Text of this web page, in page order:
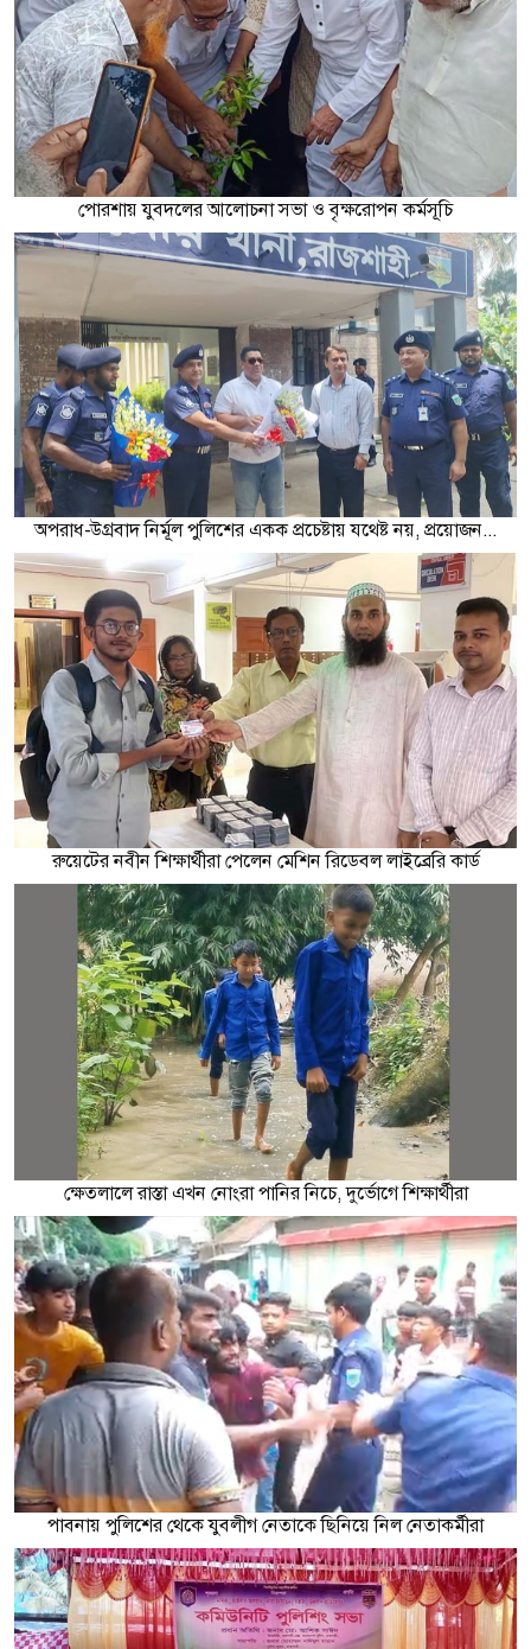
পোরশায় যুবদলের আলোচনা সভা ও বৃক্ষরোপন কর্মসূচি
অপরাধ-উগ্রবাদ নির্মূল পুলিশের একক প্রচেষ্টায় যথেষ্ট নয়, প্রয়োজন...
রুয়েটের নবীন শিক্ষার্থীরা পেলেন মেশিন রিডেবল লাইব্রেরি কার্ড
ক্ষেতলালে রাস্তা এখন নোংরা পানির নিচে, দুর্ভোগে শিক্ষার্থীরা
পাবনায় পুলিশের থেকে যুবলীগ নেতাকে ছিনিয়ে নিল নেতাকর্মীরা